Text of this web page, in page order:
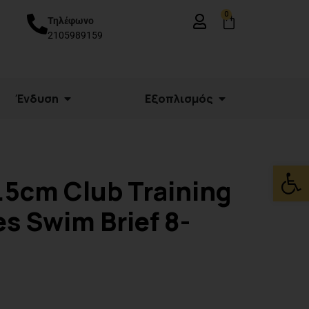
Τηλέφωνο
2105989159
0
Ένδυση Εξοπλισμός
Club Training
Swim Brief 8-